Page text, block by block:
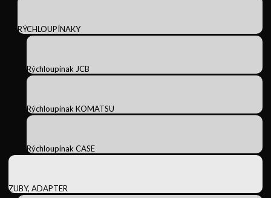
RÝCHLOUPÍNAKY
Rýchloupínak JCB
Rýchloupínak KOMATSU
Rýchloupínak CASE
ZUBY, ADAPTER